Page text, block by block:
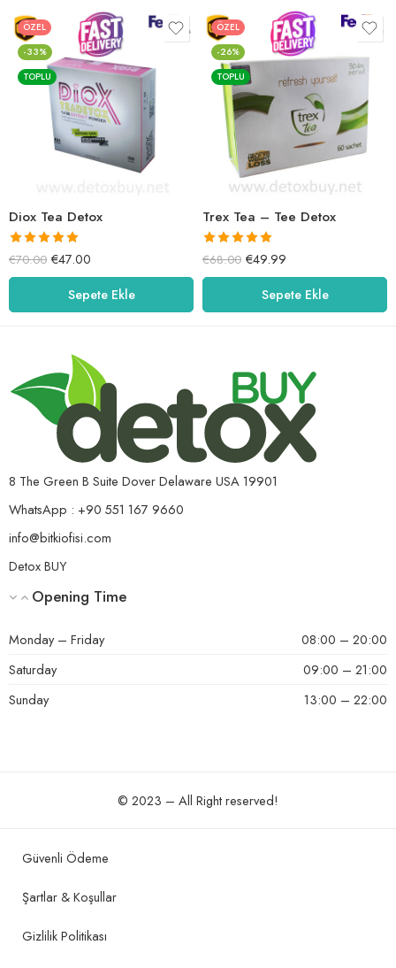
ÖZEL
-33%
TOPLU
Diox Tea Detox
5 üzerinden
5.00oy aldı
€70.00 €47.00
Sepete Ekle
ÖZEL
-26%
TOPLU
Trex Tea – Tee Detox
5 üzerinden
5.00oy aldı
€68.00 €49.99
Sepete Ekle
8 The Green B Suite Dover Delaware USA 19901
WhatsApp : +90 551 167 9660
info@bitkiofisi.com
Detox BUY
Opening Time
Monday – Friday
08:00 – 20:00
Saturday
09:00 – 21:00
Sunday
13:00 – 22:00
© 2023 – All Right reserved!
Güvenli Ödeme
Şartlar & Koşullar
Gizlilik Politikası